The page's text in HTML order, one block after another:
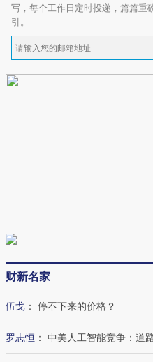
写，每个工作日定时投递，篇篇重
引。
财新名家
伍戈 ： 停不下来的价格？
罗志恒 ： 中美人工智能竞争：道